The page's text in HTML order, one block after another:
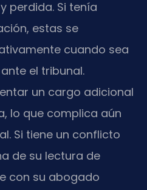
perdida. Si tenía
estas se
cuando sea
el tribunal.
un cargo adicional
lo que complica aún
Si tiene un conflicto
de su lectura de
con su abogado